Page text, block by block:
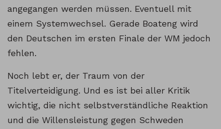
angegangen werden müssen. Eventuell mit
einem Systemwechsel. Gerade Boateng wird
den Deutschen im ersten Finale der WM jedoch
fehlen.
Noch lebt er, der Traum von der
Titelverteidigung. Und es ist bei aller Kritik
wichtig, die nicht selbstverständliche Reaktion
und die Willensleistung gegen Schweden